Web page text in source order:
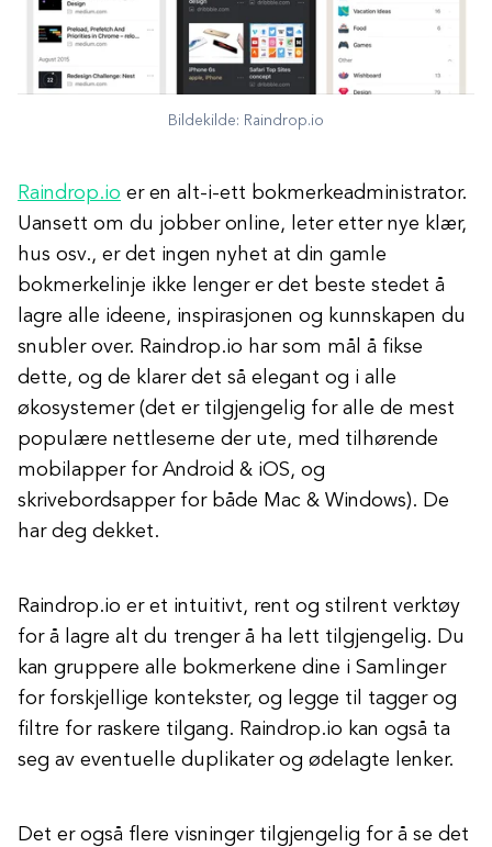
Bildekilde: Raindrop.io
Raindrop.io er en alt-i-ett bokmerkeadministrator.
Uansett om du jobber online, leter etter nye klær,
hus osv., er det ingen nyhet at din gamle
bokmerkelinje ikke lenger er det beste stedet å
lagre alle ideene, inspirasjonen og kunnskapen du
snubler over. Raindrop.io har som mål å fikse
dette, og de klarer det så elegant og i alle
økosystemer (det er tilgjengelig for alle de mest
populære nettleserne der ute, med tilhørende
mobilapper for Android & iOS, og
skrivebordsapper for både Mac & Windows). De
har deg dekket.
Raindrop.io er et intuitivt, rent og stilrent verktøy
for å lagre alt du trenger å ha lett tilgjengelig. Du
kan gruppere alle bokmerkene dine i Samlinger
for forskjellige kontekster, og legge til tagger og
filtre for raskere tilgang. Raindrop.io kan også ta
seg av eventuelle duplikater og ødelagte lenker.
Det er også flere visninger tilgjengelig for å se det